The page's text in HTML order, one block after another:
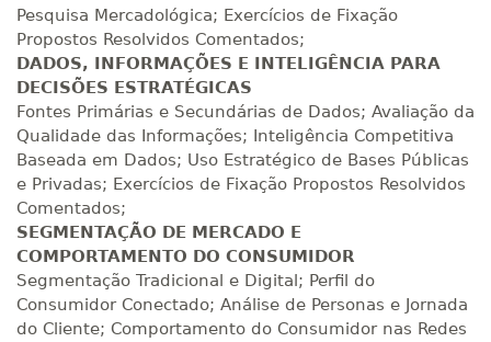
280 H 35 dias 120dias
R$ 1.387,93
300 H 38 dias 120dias
R$ 1.487,06
Matricular
320 H 40dias 120dias
340 H 43dias 120 dias
R$ 1.685,33
Pesquisa Mercadológica; Exercícios de Fixação
Propostos Resolvidos Comentados;
DADOS, INFORMAÇÕES E INTELIGÊNCIA PARA
DECISÕES ESTRATÉGICAS
Fontes Primárias e Secundárias de Dados; Avaliação da
Qualidade das Informações; Inteligência Competitiva
Baseada em Dados; Uso Estratégico de Bases Públicas
e Privadas; Exercícios de Fixação Propostos Resolvidos
Comentados;
SEGMENTAÇÃO DE MERCADO E
COMPORTAMENTO DO CONSUMIDOR
Segmentação Tradicional e Digital; Perfil do
Consumidor Conectado; Análise de Personas e Jornada
do Cliente; Comportamento do Consumidor nas Redes